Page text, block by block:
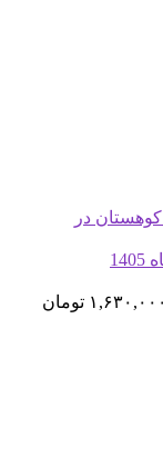
در
۱,۶۳۰,۰۰۰ تومان